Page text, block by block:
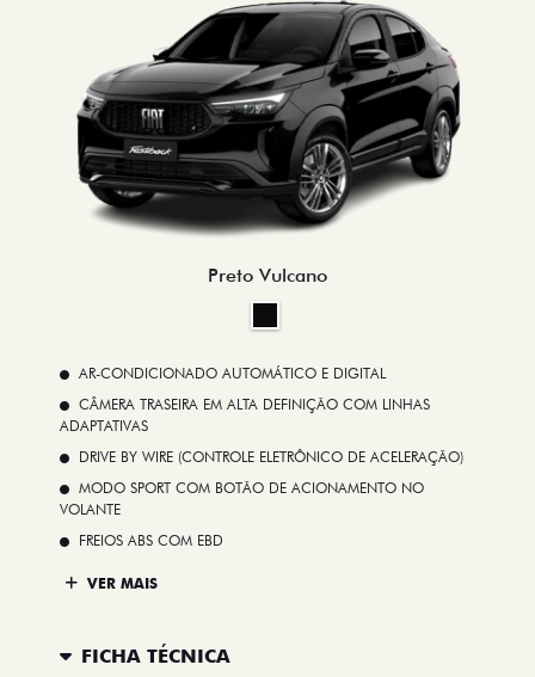
Preto Vulcano
AR-CONDICIONADO AUTOMÁTICO E DIGITAL
CÂMERA TRASEIRA EM ALTA DEFINIÇÃO COM LINHAS
ADAPTATIVAS
DRIVE BY WIRE (CONTROLE ELETRÔNICO DE ACELERAÇÃO)
MODO SPORT COM BOTÃO DE ACIONAMENTO NO
VOLANTE
FREIOS ABS COM EBD
VER MAIS
FICHA TÉCNICA